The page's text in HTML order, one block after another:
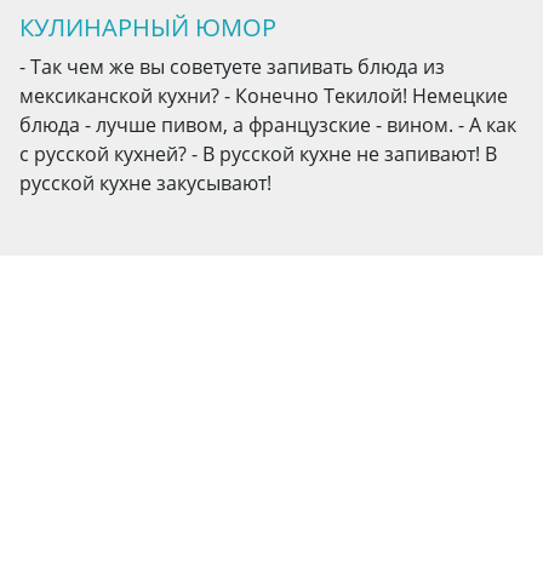
КУЛИНАРНЫЙ ЮМОР
- Так чем же вы советуете запивать блюда из
мексиканской кухни? - Конечно Текилой! Немецкие
блюда - лучше пивом, а французские - вином. - А как
с русской кухней? - В русской кухне не запивают! В
русской кухне закусывают!